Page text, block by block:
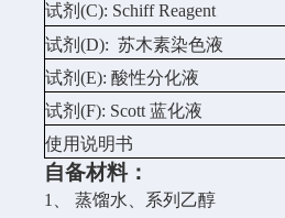
试剂(C): Schiff Reagent
试剂(D): 苏木素染色液
试剂(E): 酸性分化液
试剂(F): Scott 蓝化液
使用说明书
自备材料：
1、 蒸馏水、系列乙醇